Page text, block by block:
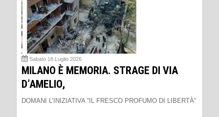
Sabato 18 Luglio 2026
MILANO È MEMORIA. STRAGE DI VIA
D’AMELIO,
DOMANI L’INIZIATIVA “IL FRESCO PROFUMO DI LIBERTÀ”